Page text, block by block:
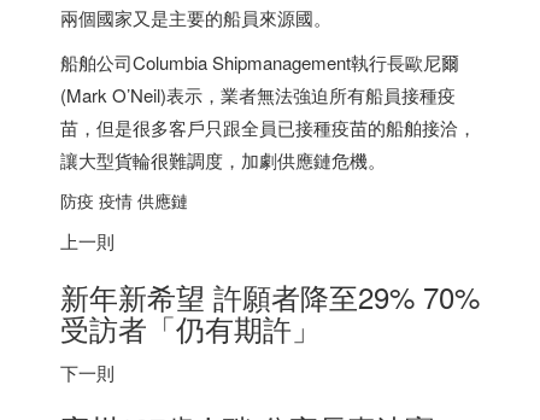
兩個國家又是主要的船員來源國。
船舶公司Columbia Shipmanagement執行長歐尼爾
(Mark O’Neil)表示，業者無法強迫所有船員接種疫
苗，但是很多客戶只跟全員已接種疫苗的船舶接洽，
讓大型貨輪很難調度，加劇供應鏈危機。
防疫 疫情 供應鏈
上一則
新年新希望 許願者降至29% 70%
受訪者「仍有期許」
下一則